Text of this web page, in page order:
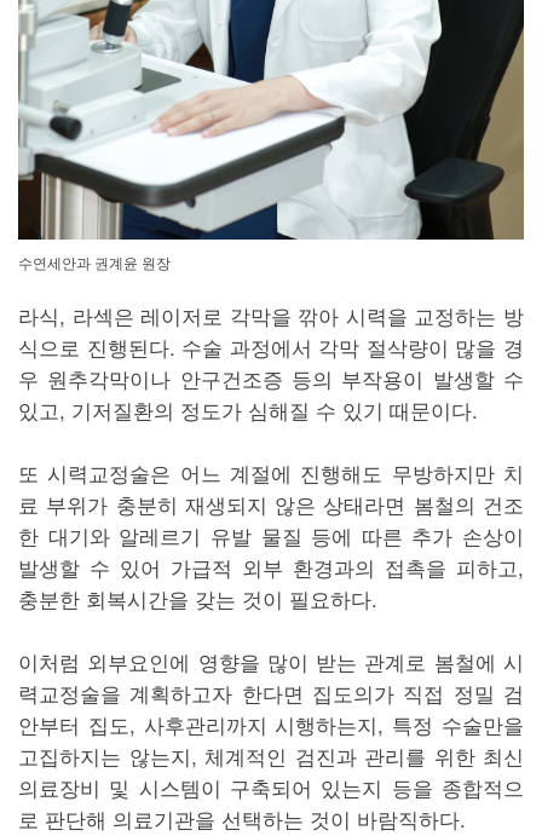
수연세안과 권계윤 원장
라식, 라섹은 레이저로 각막을 깎아 시력을 교정하는 방
식으로 진행된다. 수술 과정에서 각막 절삭량이 많을 경
우 원추각막이나 안구건조증 등의 부작용이 발생할 수
있고, 기저질환의 정도가 심해질 수 있기 때문이다.
또 시력교정술은 어느 계절에 진행해도 무방하지만 치
료 부위가 충분히 재생되지 않은 상태라면 봄철의 건조
한 대기와 알레르기 유발 물질 등에 따른 추가 손상이
발생할 수 있어 가급적 외부 환경과의 접촉을 피하고,
충분한 회복시간을 갖는 것이 필요하다.
이처럼 외부요인에 영향을 많이 받는 관계로 봄철에 시
력교정술을 계획하고자 한다면 집도의가 직접 정밀 검
안부터 집도, 사후관리까지 시행하는지, 특정 수술만을
고집하지는 않는지, 체계적인 검진과 관리를 위한 최신
의료장비 및 시스템이 구축되어 있는지 등을 종합적으
로 판단해 의료기관을 선택하는 것이 바람직하다.